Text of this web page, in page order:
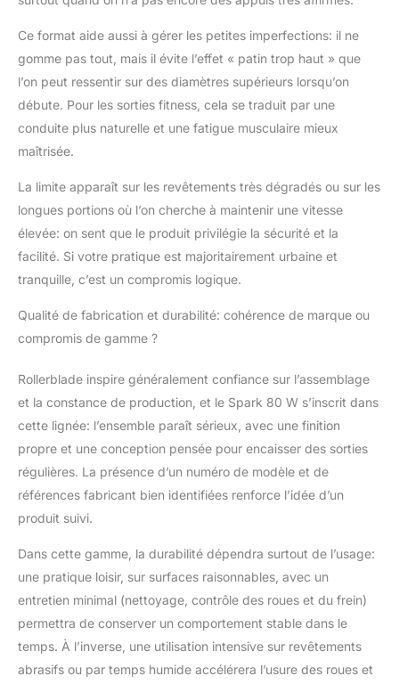
Ce format aide aussi à gérer les petites imperfections: il ne
gomme pas tout, mais il évite l’effet « patin trop haut » que
l’on peut ressentir sur des diamètres supérieurs lorsqu’on
débute. Pour les sorties fitness, cela se traduit par une
conduite plus naturelle et une fatigue musculaire mieux
maîtrisée.
La limite apparaît sur les revêtements très dégradés ou sur les
longues portions où l’on cherche à maintenir une vitesse
élevée: on sent que le produit privilégie la sécurité et la
facilité. Si votre pratique est majoritairement urbaine et
tranquille, c’est un compromis logique.
Qualité de fabrication et durabilité: cohérence de marque ou
compromis de gamme ?
Rollerblade inspire généralement confiance sur l’assemblage
et la constance de production, et le Spark 80 W s’inscrit dans
cette lignée: l’ensemble paraît sérieux, avec une finition
propre et une conception pensée pour encaisser des sorties
régulières. La présence d’un numéro de modèle et de
références fabricant bien identifiées renforce l’idée d’un
produit suivi.
Dans cette gamme, la durabilité dépendra surtout de l’usage:
une pratique loisir, sur surfaces raisonnables, avec un
entretien minimal (nettoyage, contrôle des roues et du frein)
permettra de conserver un comportement stable dans le
temps. À l’inverse, une utilisation intensive sur revêtements
abrasifs ou par temps humide accélérera l’usure des roues et